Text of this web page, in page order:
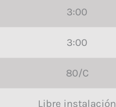
3:00
3:00
80/C
Libre instalación